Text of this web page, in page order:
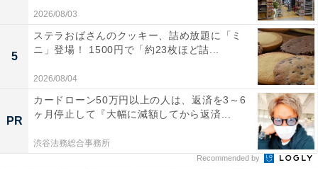
2026/08/03
5
ステラおばさんのクッキー、詰め放題に「ミ
ニ」登場！ 1500円で「約23枚ほど詰...
2026/08/04
PR
カードローン50万円以上の人は、返済を3～6
ヶ月停止して『大幅に減額してから返済...
渋谷法務総合事務所
Recommended by